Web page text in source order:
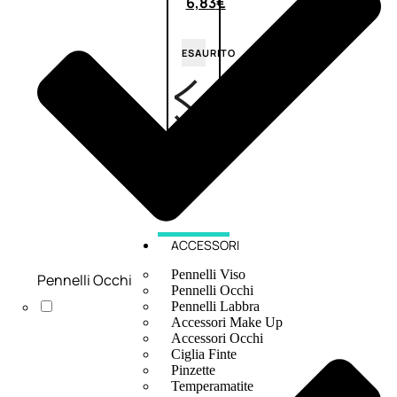
ESAURITO
ACCESSORI
Pennelli Viso
Pennelli Occhi
Pennelli Labbra
Accessori Make Up
Accessori Occhi
Ciglia Finte
Pinzette
Temperamatite
Pennelli Occhi